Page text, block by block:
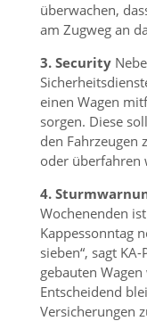
überwachen,
am Zugweg an
3. Security
einen Wagen
sorgen. Diese
den Fahrzeugen
oder überfahren
4.
Wochenenden
Kappessonntag
sieben“, sagt
gebauten
Entscheidend
Versicherungen